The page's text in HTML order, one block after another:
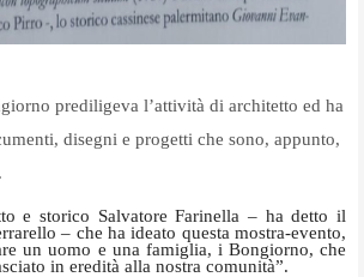
prediligeva l’attività di architetto ed ha
disegni e progetti che sono, appunto,
e storico Salvatore Farinella – ha detto il
– che ha ideato questa mostra-evento,
un uomo e una famiglia, i Bongiorno, che
in eredità alla nostra comunità”.